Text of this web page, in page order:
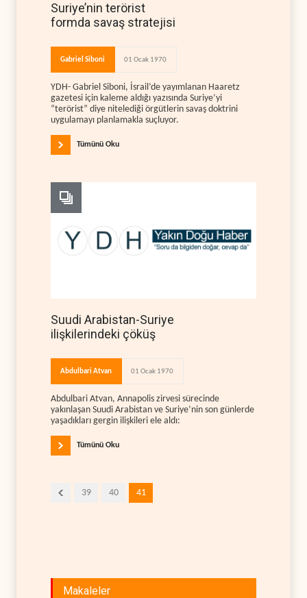
Suriye’nin terörist
formda savaş stratejisi
Gabriel Siboni 01 Ocak 1970
YDH- Gabriel Siboni, İsrail’de yayımlanan Haaretz
gazetesi için kaleme aldığı yazısında Suriye’yi
“terörist” diye nitelediği örgütlerin savaş doktrini
uygulamayı planlamakla suçluyor.
Tümünü Oku
Suudi Arabistan-Suriye
ilişkilerindeki çöküş
Abdulbari Atvan 01 Ocak 1970
Abdulbari Atvan, Annapolis zirvesi sürecinde
yakınlaşan Suudi Arabistan ve Suriye’nin son günlerde
yaşadıkları gergin ilişkileri ele aldı:
Tümünü Oku
39 40 41
Makaleler